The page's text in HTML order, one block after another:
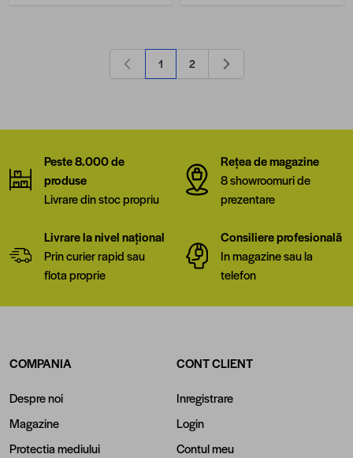
în acest moment citești pagina
1 Pagină
2
Peste 8.000 de
produse
Livrare din stoc propriu
Rețea de magazine
8 showroomuri de
prezentare
Livrare la nivel național
Prin curier rapid sau
flota proprie
Consiliere profesională
In magazine sau la
telefon
COMPANIA
Despre noi
Magazine
Protectia mediului
CONT CLIENT
Inregistrare
Login
Contul meu